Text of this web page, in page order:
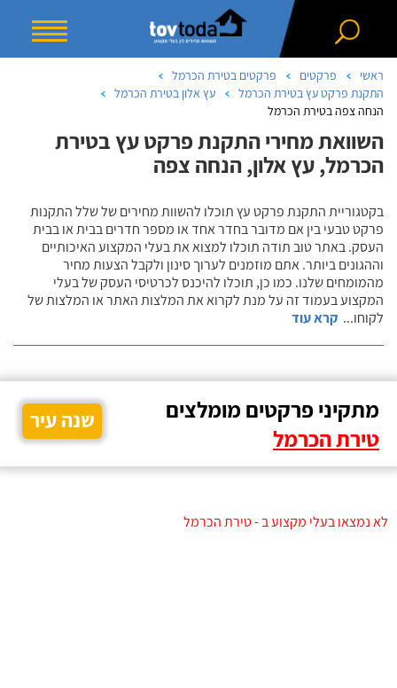
ראשי פרקטים
פרקטים בטירת הכרמל
התקנת פרקט עץ בטירת הכרמל
עץ אלון בטירת הכרמל
הנחה צפה בטירת הכרמל
השוואת מחירי התקנת פרקט עץ בטירת
הכרמל, עץ אלון, הנחה צפה
בקטגוריית התקנת פרקט עץ תוכלו להשוות מחירים של שלל התקנות
פרקט טבעי בין אם מדובר בחדר אחד או מספר חדרים בבית או בבית
העסק. באתר טוב תודה תוכלו למצוא את בעלי המקצוע האיכותיים
וההגונים ביותר. אתם מוזמנים לערוך סינון ולקבל הצעות מחיר
מהמומחים שלנו. כמו כן, תוכלו להיכנס לכרטיסי העסק של בעלי
המקצוע בעמוד זה על מנת לקרוא את המלצות האתר או המלצות של
לקוחו... קרא עוד
מתקיני פרקטים מומלצים
טירת הכרמל
שנה עיר
לא נמצאו בעלי מקצוע ב - טירת הכרמל